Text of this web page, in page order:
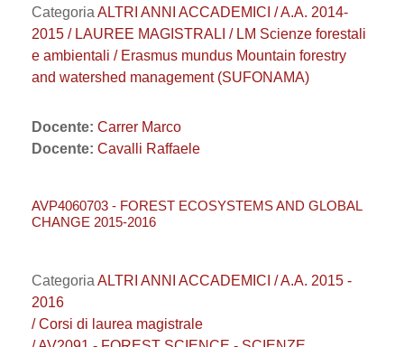
Categoria ALTRI ANNI ACCADEMICI / A.A. 2014-
2015 / LAUREE MAGISTRALI / LM Scienze forestali
e ambientali / Erasmus mundus Mountain forestry
and watershed management (SUFONAMA)
Docente: Carrer Marco
Docente: Cavalli Raffaele
AVP4060703 - FOREST ECOSYSTEMS AND GLOBAL
CHANGE 2015-2016
Categoria ALTRI ANNI ACCADEMICI / A.A. 2015 -
2016
/ Corsi di laurea magistrale